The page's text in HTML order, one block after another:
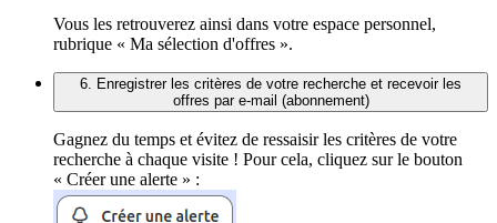
Vous les retrouverez ainsi dans votre espace personnel,
rubrique « Ma sélection d'offres ».
6. Enregistrer les critères de votre recherche et recevoir les
offres par e-mail (abonnement)
Gagnez du temps et évitez de ressaisir les critères de votre
recherche à chaque visite ! Pour cela, cliquez sur le bouton
« Créer une alerte » :